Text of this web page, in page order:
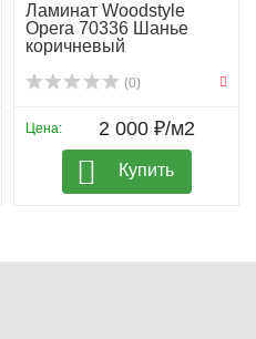
Ламинат Woodstyle
Opera 70336 Шанье
коричневый
(0)
Цена: 2 000 ₽/м2
Купить